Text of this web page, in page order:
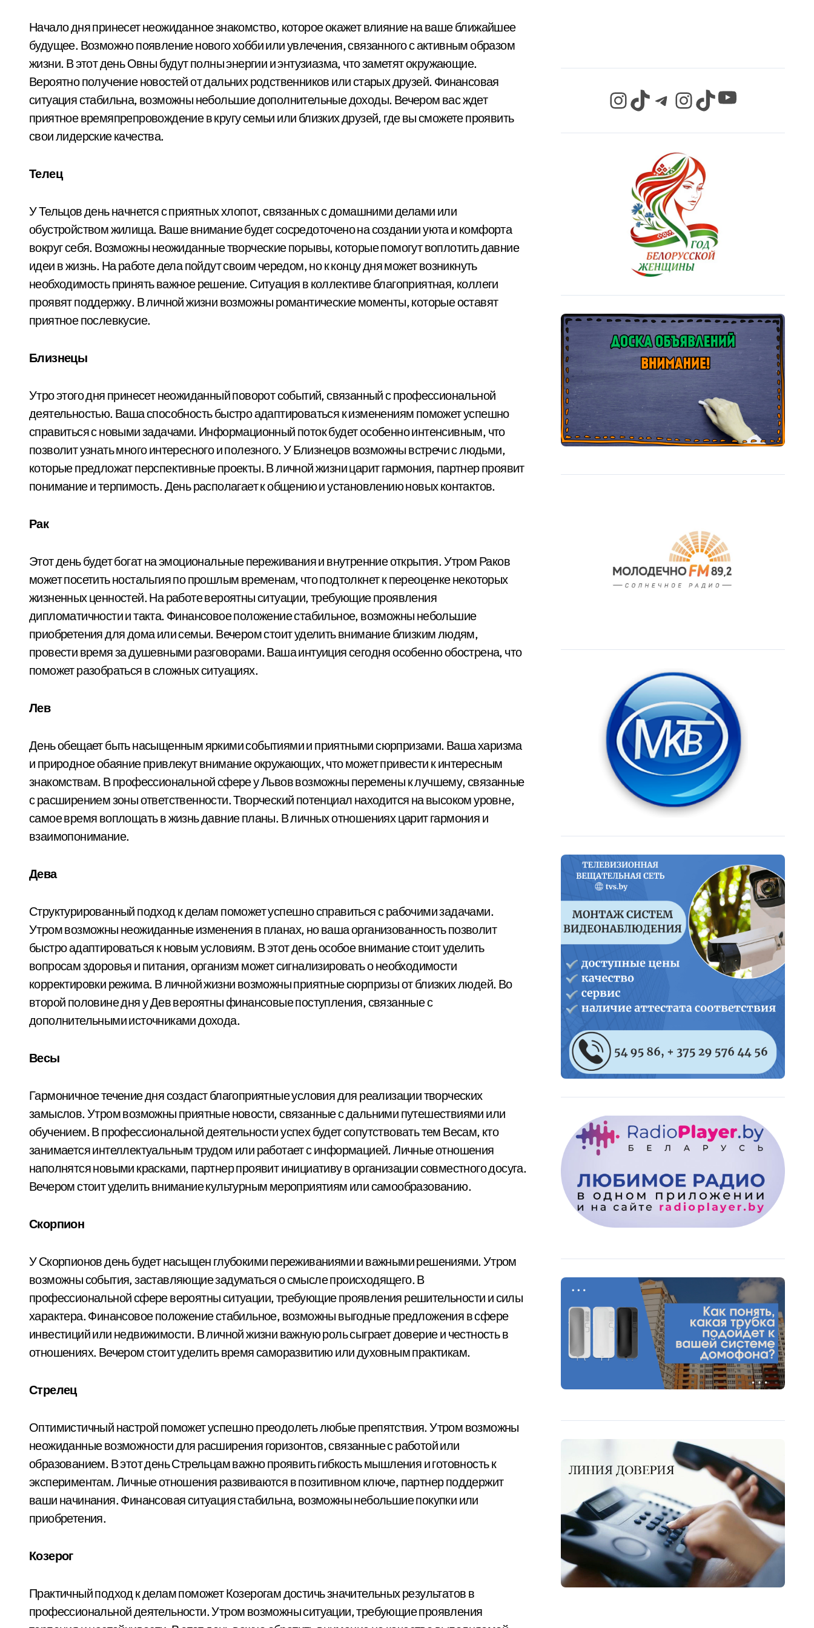
Начало дня принесет неожиданное знакомство, которое окажет влияние на ваше ближайшее
будущее. Возможно появление нового хобби или увлечения, связанного с активным образом
жизни. В этот день Овны будут полны энергии и энтузиазма, что заметят окружающие.
Вероятно получение новостей от дальних родственников или старых друзей. Финансовая
ситуация стабильна, возможны небольшие дополнительные доходы. Вечером вас ждет
приятное времяпрепровождение в кругу семьи или близких друзей, где вы сможете проявить
свои лидерские качества.
Телец
У Тельцов день начнется с приятных хлопот, связанных с домашними делами или
обустройством жилища. Ваше внимание будет сосредоточено на создании уюта и комфорта
вокруг себя. Возможны неожиданные творческие порывы, которые помогут воплотить давние
идеи в жизнь. На работе дела пойдут своим чередом, но к концу дня может возникнуть
необходимость принять важное решение. Ситуация в коллективе благоприятная, коллеги
проявят поддержку. В личной жизни возможны романтические моменты, которые оставят
приятное послевкусие.
Близнецы
Утро этого дня принесет неожиданный поворот событий, связанный с профессиональной
деятельностью. Ваша способность быстро адаптироваться к изменениям поможет успешно
справиться с новыми задачами. Информационный поток будет особенно интенсивным, что
позволит узнать много интересного и полезного. У Близнецов возможны встречи с людьми,
которые предложат перспективные проекты. В личной жизни царит гармония, партнер проявит
понимание и терпимость. День располагает к общению и установлению новых контактов.
Рак
Этот день будет богат на эмоциональные переживания и внутренние открытия. Утром Раков
может посетить ностальгия по прошлым временам, что подтолкнет к переоценке некоторых
жизненных ценностей. На работе вероятны ситуации, требующие проявления
дипломатичности и такта. Финансовое положение стабильное, возможны небольшие
приобретения для дома или семьи. Вечером стоит уделить внимание близким людям,
провести время за душевными разговорами. Ваша интуиция сегодня особенно обострена, что
поможет разобраться в сложных ситуациях.
Лев
День обещает быть насыщенным яркими событиями и приятными сюрпризами. Ваша харизма
и природное обаяние привлекут внимание окружающих, что может привести к интересным
знакомствам. В профессиональной сфере у Львов возможны перемены к лучшему, связанные
с расширением зоны ответственности. Творческий потенциал находится на высоком уровне,
самое время воплощать в жизнь давние планы. В личных отношениях царит гармония и
взаимопонимание.
Дева
Структурированный подход к делам поможет успешно справиться с рабочими задачами.
Утром возможны неожиданные изменения в планах, но ваша организованность позволит
быстро адаптироваться к новым условиям. В этот день особое внимание стоит уделить
вопросам здоровья и питания, организм может сигнализировать о необходимости
корректировки режима. В личной жизни возможны приятные сюрпризы от близких людей. Во
второй половине дня у Дев вероятны финансовые поступления, связанные с
дополнительными источниками дохода.
Весы
Гармоничное течение дня создаст благоприятные условия для реализации творческих
замыслов. Утром возможны приятные новости, связанные с дальними путешествиями или
обучением. В профессиональной деятельности успех будет сопутствовать тем Весам, кто
занимается интеллектуальным трудом или работает с информацией. Личные отношения
наполнятся новыми красками, партнер проявит инициативу в организации совместного досуга.
Вечером стоит уделить внимание культурным мероприятиям или самообразованию.
Скорпион
У Скорпионов день будет насыщен глубокими переживаниями и важными решениями. Утром
возможны события, заставляющие задуматься о смысле происходящего. В
профессиональной сфере вероятны ситуации, требующие проявления решительности и силы
характера. Финансовое положение стабильное, возможны выгодные предложения в сфере
инвестиций или недвижимости. В личной жизни важную роль сыграет доверие и честность в
отношениях. Вечером стоит уделить время саморазвитию или духовным практикам.
Стрелец
Оптимистичный настрой поможет успешно преодолеть любые препятствия. Утром возможны
неожиданные возможности для расширения горизонтов, связанные с работой или
образованием. В этот день Стрельцам важно проявить гибкость мышления и готовность к
экспериментам. Личные отношения развиваются в позитивном ключе, партнер поддержит
ваши начинания. Финансовая ситуация стабильна, возможны небольшие покупки или
приобретения.
Козерог
Практичный подход к делам поможет Козерогам достичь значительных результатов в
профессиональной деятельности. Утром возможны ситуации, требующие проявления
InstagramTikTok Telegram InstagramTikTok YouTube